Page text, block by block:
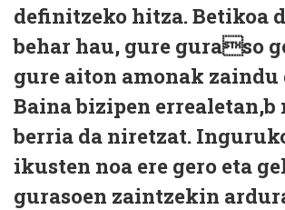
definitzeko hitza. Betikoa
behar hau, gure guraso
gure aiton amonak
Baina bizipen errealetan,b
berria da niretzat.
ikusten noa ere gero eta
gurasoen zaintzekin